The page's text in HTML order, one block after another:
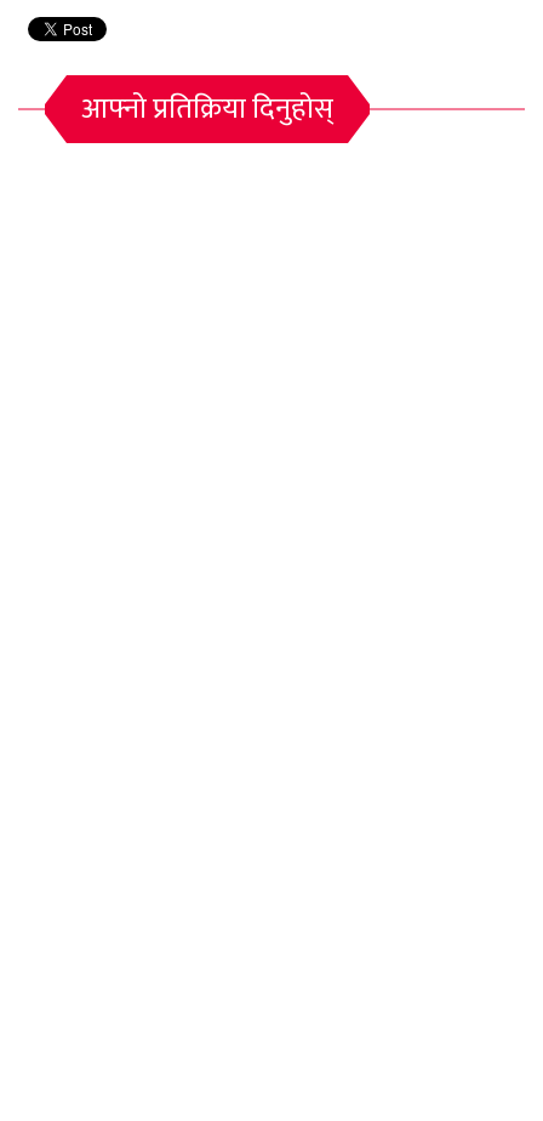
आफ्नो प्रतिक्रिया दिनुहोस्